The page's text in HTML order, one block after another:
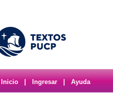
Inicio Ingresar Ayuda